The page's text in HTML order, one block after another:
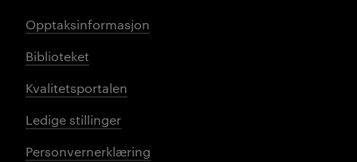
Opptaksinformasjon
Biblioteket
Kvalitetsportalen
Ledige stillinger
Personvernerklæring